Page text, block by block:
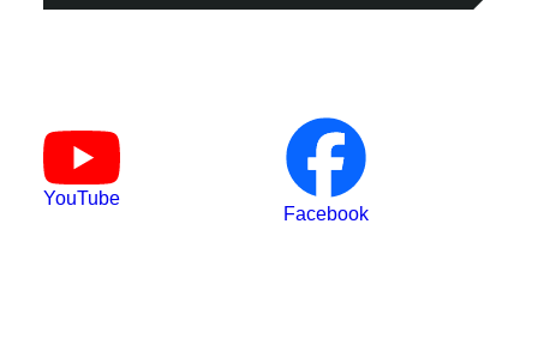
YouTube
Facebook